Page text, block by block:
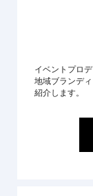
イベントプロ
地域ブランデ
紹介します。